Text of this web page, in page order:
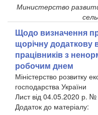
Министерство
Щодо визначення
щорічну додаткову
працівників з
робочим днем
Міністерство розвитку
господарства України
Лист від 04.05.2020 р.
​Додаток до матеріалу: